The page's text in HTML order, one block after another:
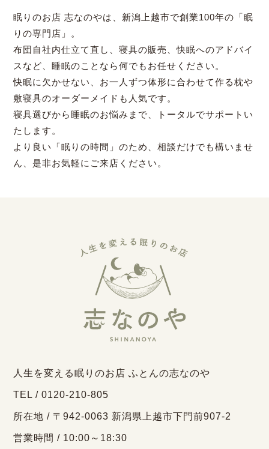
眠りのお店 志なのやは、新潟上越市で創業100年の「眠
りの専門店」。
布団自社内仕立て直し、寝具の販売、快眠へのアドバイ
スなど、睡眠のことなら何でもお任せください。
快眠に欠かせない、お一人ずつ体形に合わせて作る枕や
敷寝具のオーダーメイドも人気です。
寝具選びから睡眠のお悩みまで、トータルでサポートい
たします。
より良い「眠りの時間」のため、相談だけでも構いませ
ん、是非お気軽にご来店ください。
人生を変える眠りのお店 ふとんの志なのや
TEL / 0120-210-805
所在地 / 〒942-0063 新潟県上越市下門前907-2
営業時間 / 10:00～18:30